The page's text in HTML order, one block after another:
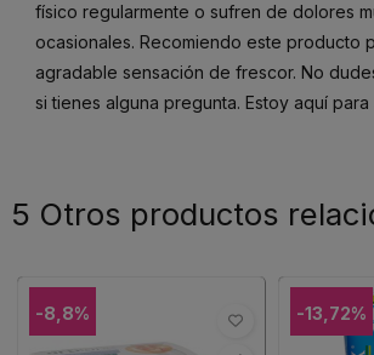
físico regularmente o sufren de dolores
ocasionales. Recomiendo este producto
agradable sensación de frescor. No
si tienes alguna pregunta. Estoy aquí para
5 Otros productos
-8,8% -13,72%